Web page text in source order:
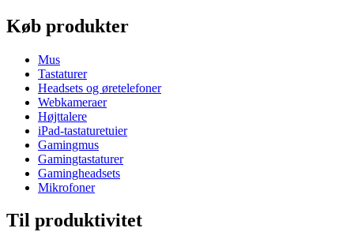
Køb produkter
Mus
Tastaturer
Headsets og øretelefoner
Webkameraer
Højttalere
iPad-tastaturetuier
Gamingmus
Gamingtastaturer
Gamingheadsets
Mikrofoner
Til produktivitet